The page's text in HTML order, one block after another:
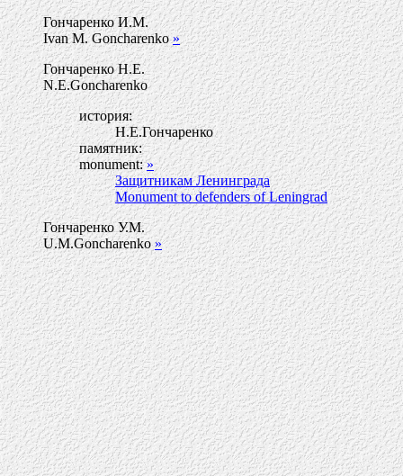
Гончаренко И.М.
Ivan M. Goncharenko»
Гончаренко Н.Е.
N.E.Goncharenko
история:
Н.Е.Гончаренко
памятник:
monument:»
Защитникам Ленинграда
Monument to defenders of Leningrad
Гончаренко У.М.
U.M.Goncharenko»